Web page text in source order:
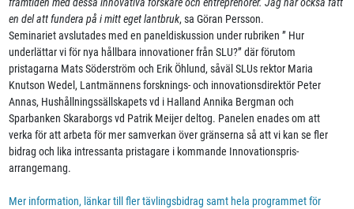
framtiden med dessa innovativa forskare och entreprenörer. Jag har också fått
en del att fundera på i mitt eget lantbruk, sa Göran Persson.
Seminariet avslutades med en paneldiskussion under rubriken ” Hur
underlättar vi för nya hållbara innovationer från SLU?” där förutom
pristagarna Mats Söderström och Erik Öhlund, såväl SLUs rektor Maria
Knutson Wedel, Lantmännens forsknings- och innovationsdirektör Peter
Annas, Hushållningssällskapets vd i Halland Annika Bergman och
Sparbanken Skaraborgs vd Patrik Meijer deltog. Panelen enades om att
verka för att arbeta för mer samverkan över gränserna så att vi kan se fler
bidrag och lika intressanta pristagare i kommande Innovationspris-
arrangemang.
Mer information, länkar till fler tävlingsbidrag samt hela programmet för